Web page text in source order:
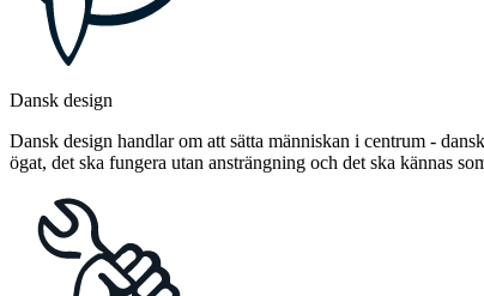
Dansk design
Dansk design handlar om att sätta människan i centrum -
ögat, det ska fungera utan ansträngning och det ska kännas